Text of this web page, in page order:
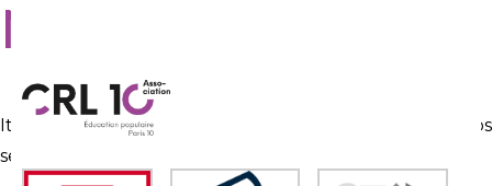
Nothing Found
It seems we can’t find what you’re looking for. Perhaps
searching can help.